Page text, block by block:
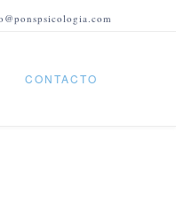
CONTACTO